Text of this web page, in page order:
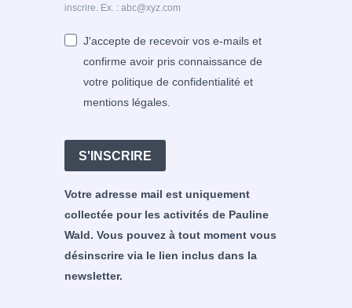
inscrire. Ex. : abc@xyz.com
J'accepte de recevoir vos e-mails et
confirme avoir pris connaissance de
votre politique de confidentialité et
mentions légales.
S'INSCRIRE
Votre adresse mail est uniquement
collectée pour les activités de Pauline
Wald. Vous pouvez à tout moment vous
désinscrire via le lien inclus dans la
newsletter.